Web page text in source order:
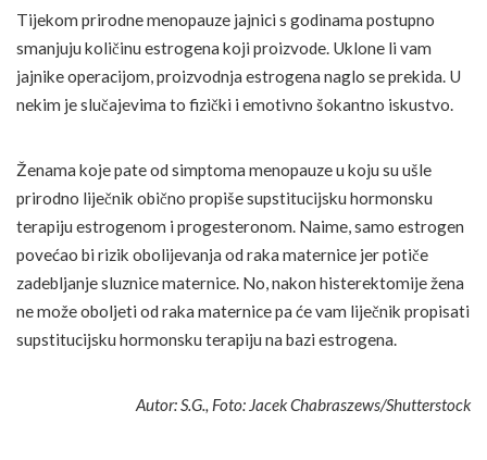
Tijekom prirodne menopauze jajnici s godinama postupno
smanjuju količinu estrogena koji proizvode. Uklone li vam
jajnike operacijom, proizvodnja estrogena naglo se prekida. U
nekim je slučajevima to fizički i emotivno šokantno iskustvo.
Ženama koje pate od simptoma menopauze u koju su ušle
prirodno liječnik obično propiše supstitucijsku hormonsku
terapiju estrogenom i progesteronom. Naime, samo estrogen
povećao bi rizik obolijevanja od raka maternice jer potiče
zadebljanje sluznice maternice. No, nakon histerektomije žena
ne može oboljeti od raka maternice pa će vam liječnik propisati
supstitucijsku hormonsku terapiju na bazi estrogena.
Autor: S.G., Foto: Jacek Chabraszews/Shutterstock